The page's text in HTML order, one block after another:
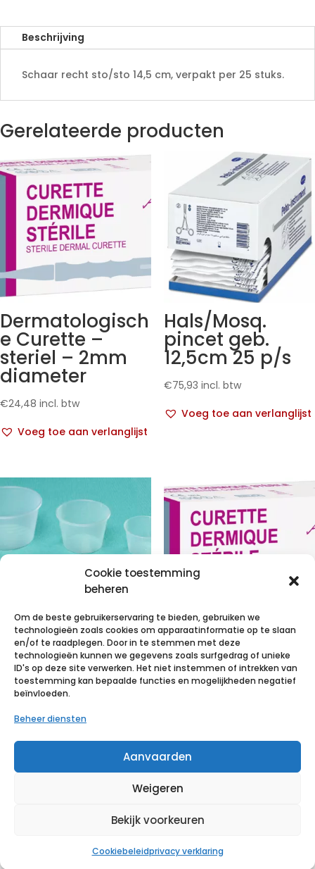
Cookie toestemming
beheren
Om de beste gebruikerservaring te bieden, gebruiken we
technologieën zoals cookies om apparaatinformatie op te slaan
en/of te raadplegen. Door in te stemmen met deze
technologieën kunnen we gegevens zoals surfgedrag of unieke
ID's op deze site verwerken. Het niet instemmen of intrekken van
toestemming kan bepaalde functies en mogelijkheden negatief
beïnvloeden.
Beheer diensten
Aanvaarden
Weigeren
Bekijk voorkeuren
Cookiebeleidprivacy verklaring
e
Beschrijving
Schaar recht sto/sto 14,5 cm, verpakt per 25 stuks.
Gerelateerde producten
Dermatologisch
e Curette –
steriel – 2mm
diameter
€24,48 incl. btw
Voeg toe aan verlanglijst
Hals/Mosq.
pincet geb.
12,5cm 25 p/s
€75,93 incl. btw
Voeg toe aan verlanglijst
Mediset Potje
120 ml 1 p/s
0,40 incl. btw
Voeg toe aan verlanglijst
Dermatologisch
e Curette –
steriel – 4mm
Voeg toe aan verlanglijst